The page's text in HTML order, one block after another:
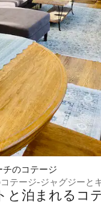
チのコテージ
テージ-ジャグジーと
と泊まれるコ